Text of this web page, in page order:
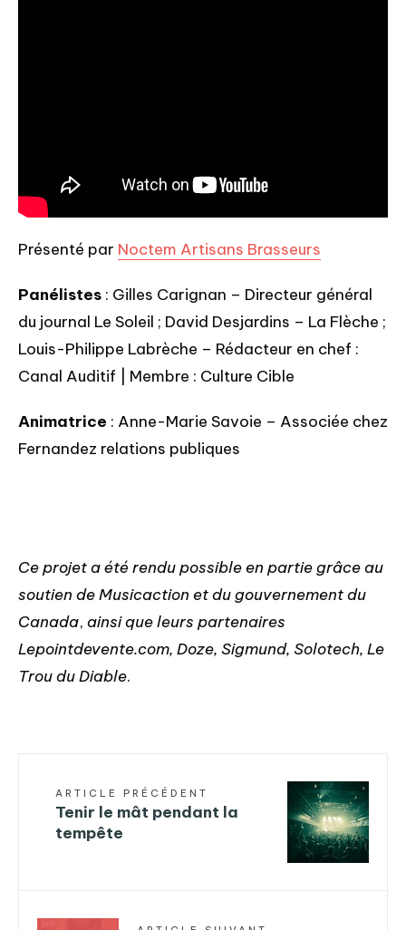
Présenté par Noctem Artisans Brasseurs
Panélistes : Gilles Carignan – Directeur général
du journal Le Soleil ; David Desjardins – La Flèche ;
Louis-Philippe Labrèche – Rédacteur en chef :
Canal Auditif | Membre : Culture Cible
Animatrice : Anne-Marie Savoie – Associée chez
Fernandez relations publiques
Ce projet a été rendu possible en partie grâce au
soutien de Musicaction et du gouvernement du
Canada, ainsi que leurs partenaires
Lepointdevente.com, Doze, Sigmund, Solotech, Le
Trou du Diable.
ARTICLE PRÉCÉDENT
Tenir le mât pendant la
tempête